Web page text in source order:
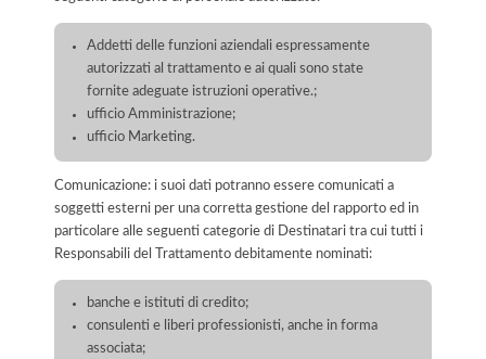
Addetti delle funzioni aziendali espressamente
autorizzati al trattamento e ai quali sono state
fornite adeguate istruzioni operative.;
ufficio Amministrazione;
ufficio Marketing.
Comunicazione: i suoi dati potranno essere comunicati a
soggetti esterni per una corretta gestione del rapporto ed in
particolare alle seguenti categorie di Destinatari tra cui tutti i
Responsabili del Trattamento debitamente nominati:
banche e istituti di credito;
consulenti e liberi professionisti, anche in forma
associata;